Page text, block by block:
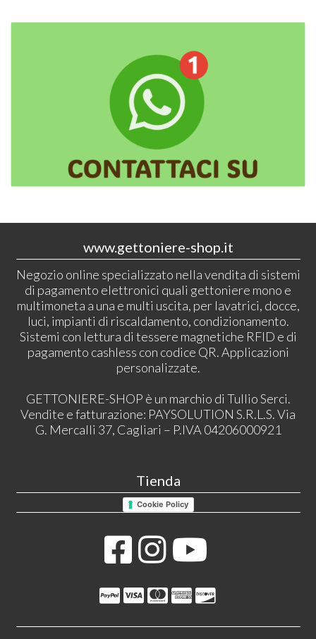
www.gettoniere-shop.it
Negozio online specializzato nella vendita di sistemi
di pagamento elettronici quali gettoniere mono e
multimoneta a una e multi uscita, per lavatrici, docce,
luci, impianti di riscaldamento, condizionamento.
Sistemi con lettura di tessere magnetiche RFID e di
pagamento cashless con codice QR. Applicazioni
personalizzate.
GETTONIERE-SHOP è un marchio di Tullio Serci.
Vendite e fatturazione: PAYSOLUTION S.R.L.S. Via
G. Mercalli 37, Cagliari – P.IVA 04206000921
Tienda
Cookie Policy